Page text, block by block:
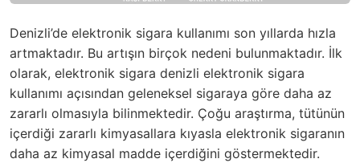
Denizli’de elektronik sigara kullanımı son yıllarda hızla
artmaktadır. Bu artışın birçok nedeni bulunmaktadır. İlk
olarak, elektronik sigara denizli elektronik sigara
kullanımı açısından geleneksel sigaraya göre daha az
zararlı olmasıyla bilinmektedir. Çoğu araştırma, tütünün
içerdiği zararlı kimyasallara kıyasla elektronik sigaranın
daha az kimyasal madde içerdiğini göstermektedir.